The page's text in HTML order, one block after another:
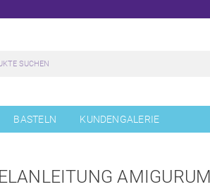
BASTELN KUNDENGALERIE